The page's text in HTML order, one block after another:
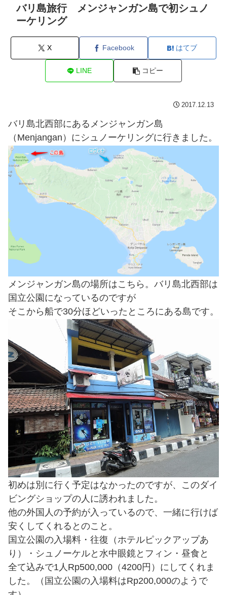
バリ島旅行 メンジャンガン島で初シュノ
ーケリング
X Facebook はてブ
LINE コピー
2017.12.13
バリ島北西部にあるメンジャンガン島
（Menjangan）にシュノーケリングに行きました。
メンジャンガン島の場所はこちら。バリ島北西部は
国立公園になっているのですが
そこから船で30分ほどいったところにある島です。
初めは別に行く予定はなかったのですが、このダイ
ビングショップの人に誘われました。
他の外国人の予約が入っているので、一緒に行けば
安くしてくれるとのこと。
国立公園の入場料・往復（ホテルピックアップあ
り）・シュノーケルと水中眼鏡とフィン・昼食と
全て込みで1人Rp500,000（4200円）にしてくれま
した。（国立公園の入場料はRp200,000のようで